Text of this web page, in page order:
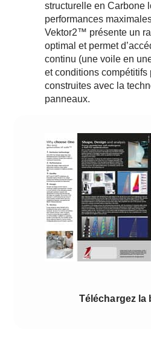
structurelle en Carbone
performances
Vektor2™ présente un
optimal et permet
continu (une voile en
et conditions
construites avec la
panneaux.
Téléchargez la